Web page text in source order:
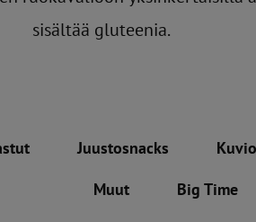
sisältää gluteenia.
Juustosnacks
Muut
Big Time